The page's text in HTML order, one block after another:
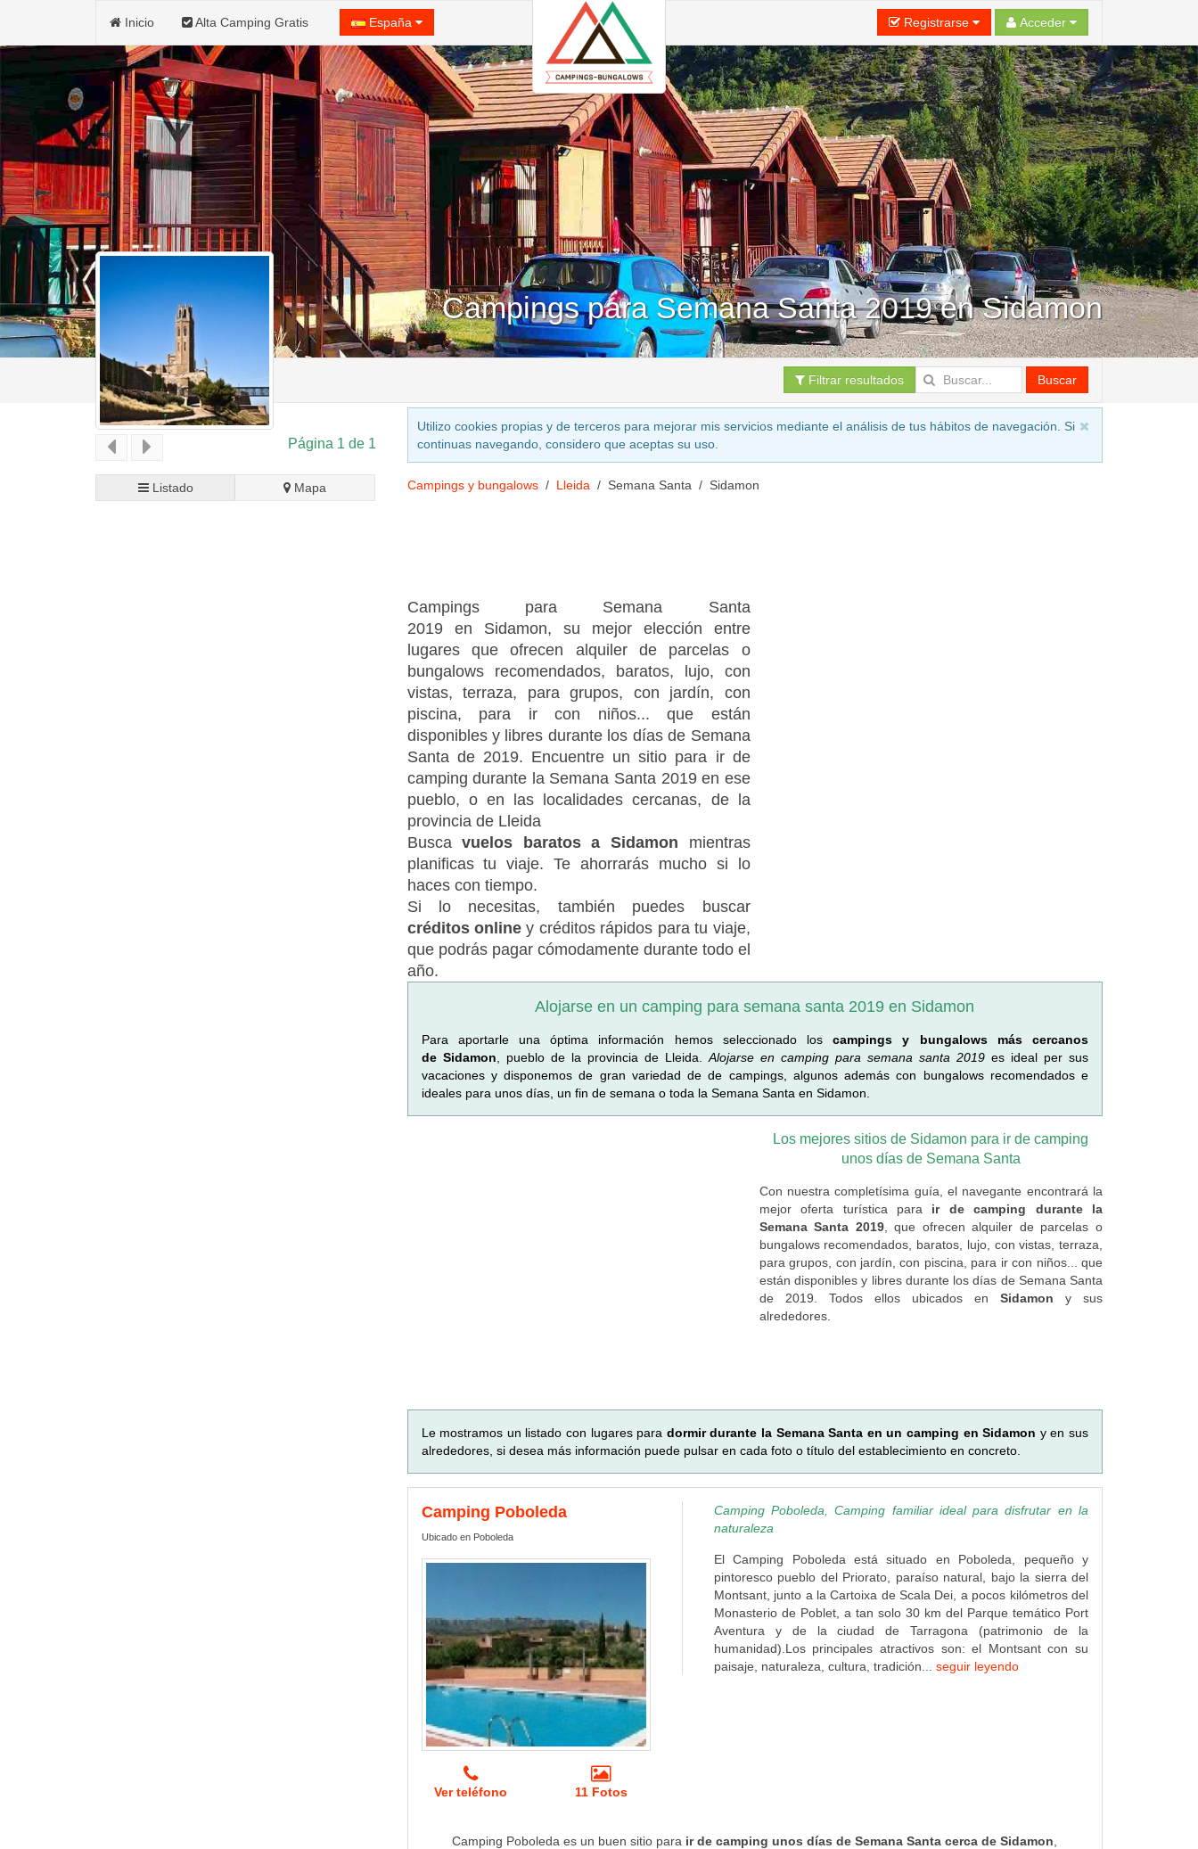
Inicio Alta Camping Gratis España Registrarse Acceder
Campings para Semana Santa 2019 en Sidamon
Filtrar resultados Buscar
Página 1 de 1
Listado Mapa
Utilizo cookies propias y de terceros para mejorar mis servicios mediante el análisis de tus hábitos de navegación. Si
continuas navegando, considero que aceptas su uso.
Campings y bungalows Lleida Semana Santa Sidamon
Campings para Semana Santa
2019 en Sidamon, su mejor elección entre
lugares que ofrecen alquiler de parcelas o
bungalows recomendados, baratos, lujo, con
vistas, terraza, para grupos, con jardín, con
piscina, para ir con niños... que están
disponibles y libres durante los días de Semana
Santa de 2019. Encuentre un sitio para ir de
camping durante la Semana Santa 2019 en ese
pueblo, o en las localidades cercanas, de la
provincia de Lleida
Buscavuelos baratos a Sidamon mientras
planificas tu viaje. Te ahorrarás mucho si lo
haces con tiempo.
Si lo necesitas, también puedes buscar
créditos onliney créditos rápidos para tu viaje,
que podrás pagar cómodamente durante todo el
año.
Alojarse en un camping para semana santa 2019 en Sidamon
Para aportarle una óptima información hemos seleccionado loscampings y bungalows más cercanos
de Sidamon , pueblo de la provincia de Lleida. Alojarse en camping para semana santa 2019es ideal per sus
vacaciones y disponemos de gran variedad de de campings, algunos además con bungalows recomendados e
ideales para unos días, un fin de semana o toda la Semana Santa en Sidamon.
Los mejores sitios de Sidamon para ir de camping
unos días de Semana Santa
Con nuestra completísima guía, el navegante encontrará la
mejor oferta turística para ir de camping durante la
Semana Santa 2019, que ofrecen alquiler de parcelas o
bungalows recomendados, baratos, lujo, con vistas, terraza,
para grupos, con jardín, con piscina, para ir con niños... que
están disponibles y libres durante los días de Semana Santa
de 2019. Todos ellos ubicados en Sidamon y sus
alrededores.
Le mostramos un listado con lugares para dormir durante la Semana Santa en un camping en Sidamon y en sus
alrededores, si desea más información puede pulsar en cada foto o título del establecimiento en concreto.
Camping Poboleda
Ubicado en Poboleda
Ver teléfono 11 Fotos
Camping Poboleda, Camping familiar ideal para disfrutar en la
naturaleza
El Camping Poboleda está situado en Poboleda, pequeño y
pintoresco pueblo del Priorato, paraíso natural, bajo la sierra del
Montsant, junto a la Cartoixa de Scala Dei, a pocos kilómetros del
Monasterio de Poblet, a tan solo 30 km del Parque temático Port
Aventura y de la ciudad de Tarragona (patrimonio de la
humanidad).Los principales atractivos son: el Montsant con su
paisaje, naturaleza, cultura, tradición... seguir leyendo
Camping Poboleda es un buen sitio para ir de camping unos días de Semana Santa cerca de Sidamon